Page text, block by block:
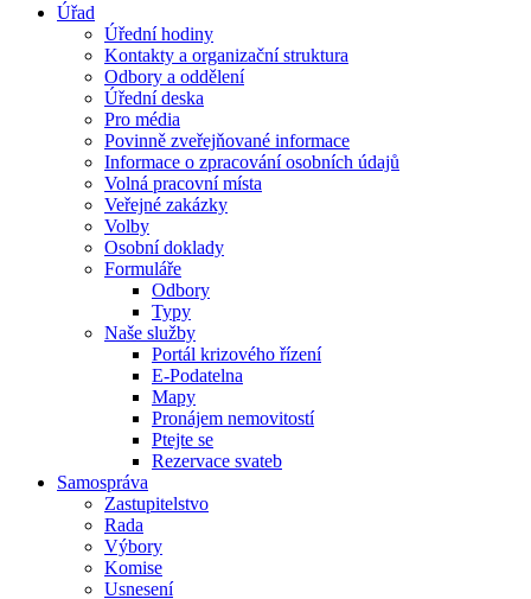
Úřad
Úřední hodiny
Kontakty a organizační struktura
Odbory a oddělení
Úřední deska
Pro média
Povinně zveřejňované informace
Informace o zpracování osobních údajů
Volná pracovní místa
Veřejné zakázky
Volby
Osobní doklady
Formuláře
Odbory
Typy
Naše služby
Portál krizového řízení
E-Podatelna
Mapy
Pronájem nemovitostí
Ptejte se
Rezervace svateb
Samospráva
Zastupitelstvo
Rada
Výbory
Komise
Usnesení